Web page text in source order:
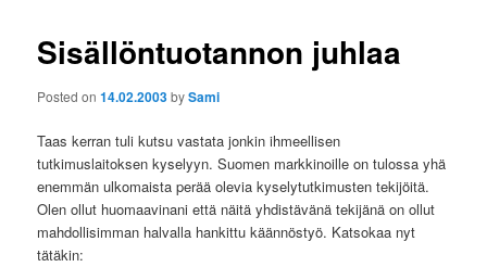
Sisällöntuotannon juhlaa
Posted on14.02.2003bySami
Taas kerran tuli kutsu vastata jonkin ihmeellisen
tutkimuslaitoksen kyselyyn. Suomen markkinoille on tulossa yhä
enemmän ulkomaista perää olevia kyselytutkimusten tekijöitä.
Olen ollut huomaavinani että näitä yhdistävänä tekijänä on ollut
mahdollisimman halvalla hankittu käännöstyö. Katsokaa nyt
tätäkin: